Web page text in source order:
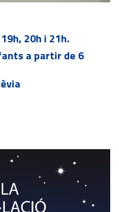
20h i 21h.
a partir de 6